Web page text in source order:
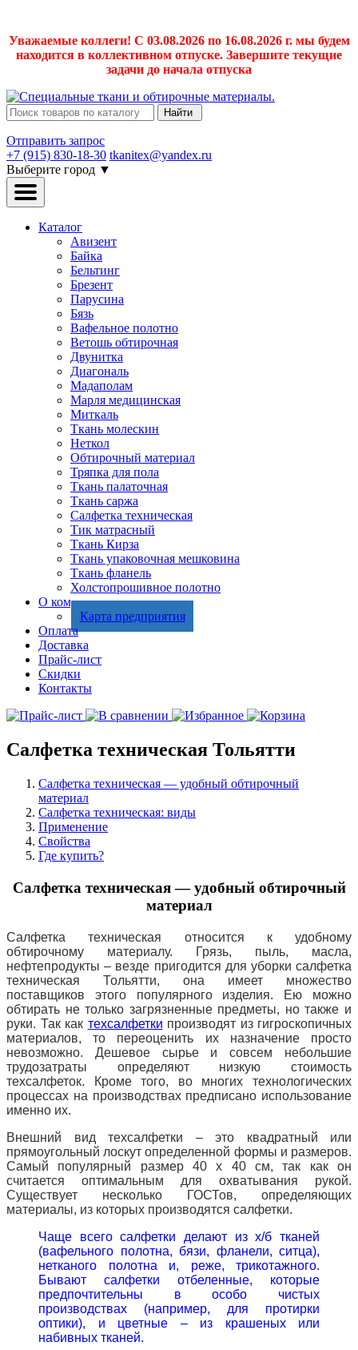
Уважаемые коллеги! С 03.08.2026 по 16.08.2026 г. мы будем
находится в коллективном отпуске. Завершите текущие
задачи до начала отпуска
Найти
Отправить запрос
+7 (915) 830-18-30 tkanitex@yandex.ru
Выберите город ▼
Каталог
Авизент
Байка
Бельтинг
Брезент
Парусина
Бязь
Вафельное полотно
Ветошь обтирочная
Двунитка
Диагональ
Мадаполам
Марля медицинская
Миткаль
Ткань молескин
Неткол
Обтирочный материал
Тряпка для пола
Ткань палаточная
Ткань саржа
Салфетка техническая
Тик матрасный
Ткань Кирза
Ткань упаковочная мешковина
Ткань фланель
Холстопрошивное полотно
О компании
Карта предприятия
Оплата
Доставка
Прайс-лист
Скидки
Контакты
Салфетка техническая Тольятти
Салфетка техническая — удобный обтирочный
материал
Салфетка техническая: виды
Применение
Свойства
Где купить?
Салфетка техническая — удобный обтирочный
материал
Салфетка техническая относится к удобному
обтирочному материалу. Грязь, пыль, масла,
нефтепродукты – везде пригодится для уборки салфетка
техническая Тольятти, она имеет множество
поставщиков этого популярного изделия. Ею можно
обтирать не только загрязненные предметы, но также и
руки. Так как техсалфетки производят из гигроскопичных
материалов, то переоценить их назначение просто
невозможно. Дешевое сырье и совсем небольшие
трудозатраты определяют низкую стоимость
техсалфеток. Кроме того, во многих технологических
процессах на производствах предписано использование
именно их.
Внешний вид техсалфетки – это квадратный или
прямоугольный лоскут определенной формы и размеров.
Самый популярный размер 40 х 40 см, так как он
считается оптимальным для охватывания рукой.
Существует несколько ГОСТов, определяющих
материалы, из которых производятся салфетки.
Чаще всего салфетки делают из х/б тканей
(вафельного полотна, бязи, фланели, ситца),
нетканого полотна и, реже, трикотажного.
Бывают салфетки отбеленные, которые
предпочтительны в особо чистых
производствах (например, для протирки
оптики), и цветные – из крашеных или
набивных тканей.